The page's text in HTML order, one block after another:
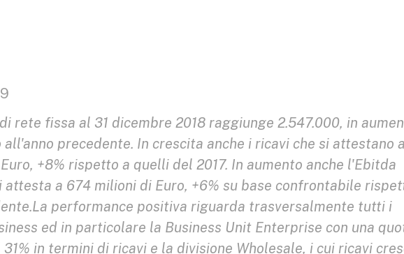
rete fissa al 31 dicembre 2018 raggiunge 2.547.000, in
precedente. In crescita anche i ricavi che si attestano a
+8% rispetto a quelli del 2017. In aumento anche l'Ebitda
attesta a 674 milioni di Euro, +6% su base confrontabile
performance positiva riguarda trasversalmente tutti i
ed in particolare la Business Unit Enterprise con una
in termini di ricavi e la divisione Wholesale, i cui ricavi